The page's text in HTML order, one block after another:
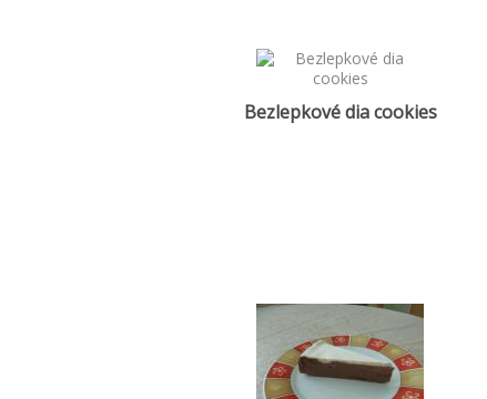
Bezlepkové dia cookies